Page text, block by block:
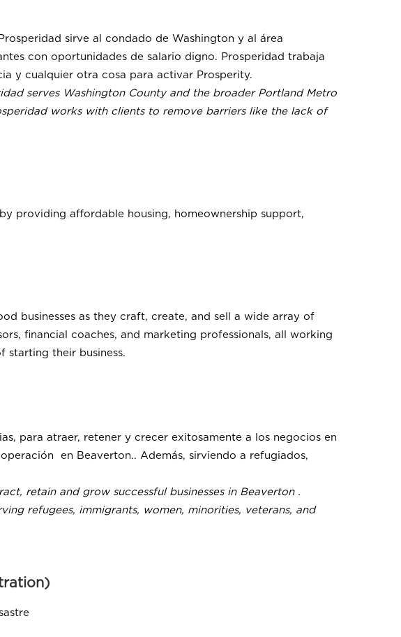
sirve al condado de Washington y al área
con oportunidades de salario digno. Prosperidad trabaja
y cualquier otra cosa para activar Prosperity.
serves Washington County and the broader Portland Metro
works with clients to remove barriers like the lack of
providing affordable housing, homeownership support,
businesses as they craft, create, and sell a wide array of
financial coaches, and marketing professionals, all working
starting their business.
para atraer, retener y crecer exitosamente a los negocios en
en Beaverton.. Además, sirviendo a refugiados,
retain and grow successful businesses in Beaverton .
refugees, immigrants, women, minorities, veterans, and